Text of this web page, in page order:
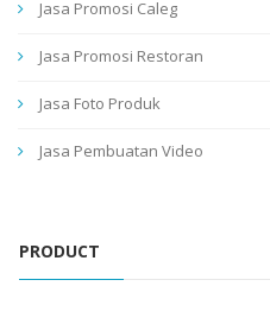
Jasa Promosi Caleg
Jasa Promosi Restoran
Jasa Foto Produk
Jasa Pembuatan Video
PRODUCT